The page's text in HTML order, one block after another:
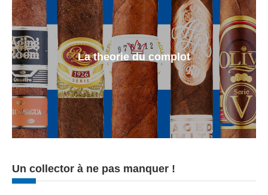
La theorie du complot
Un collector à ne pas manquer !